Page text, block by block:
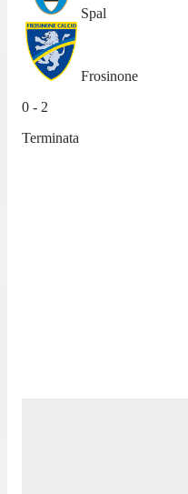
Spal
Frosinone
0 - 2
Terminata